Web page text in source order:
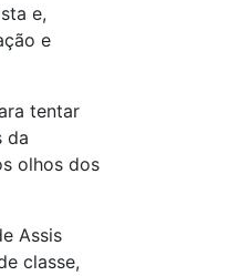
e,
e
tentar
da
olhos dos
Assis
classe,